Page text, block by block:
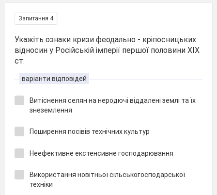
Запитання 4
Укажіть ознаки кризи феодально - кріпосницьких
відносин у Російській імперії першої половини XIX
ст.
варіанти відповідей
Витіснення селян на неродючі віддалені землі та їх
знеземлення
Поширення посівів технічних культур
Неефективне екстенсивне господарювання
Використання новітньої сільськогосподарської
техніки